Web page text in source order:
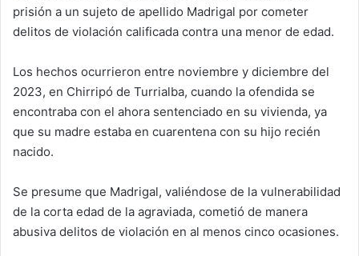
prisión a un sujeto de apellido Madrigal por cometer
delitos de violación calificada contra una menor de edad.
Los hechos ocurrieron entre noviembre y diciembre del
2023, en Chirripó de Turrialba, cuando la ofendida se
encontraba con el ahora sentenciado en su vivienda, ya
que su madre estaba en cuarentena con su hijo recién
nacido.
Se presume que Madrigal, valiéndose de la vulnerabilidad
de la corta edad de la agraviada, cometió de manera
abusiva delitos de violación en al menos cinco ocasiones.